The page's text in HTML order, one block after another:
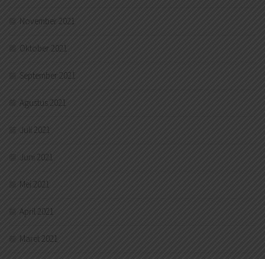
November 2021
Oktober 2021
September 2021
Agustus 2021
Juli 2021
Juni 2021
Mei 2021
April 2021
Maret 2021